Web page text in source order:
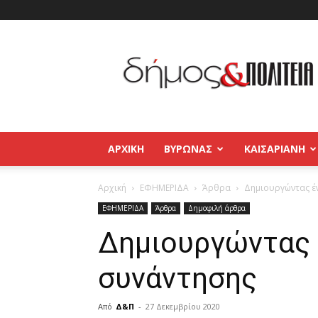
και
Πολιτεία
Βύρωνας
–
Παγκράτι
ΑΡΧΙΚΉ ΒΥΡΩΝΑΣ ΚΑΙΣΑΡΙΑΝΗ
Αρχική ΕΦΗΜΕΡΙΔΑ Άρθρα Δημιουργώντας
ΕΦΗΜΕΡΙΔΑ Άρθρα Δημοφιλή άρθρα
Δημιουργώντας
συνάντησης
Από Δ&Π - 27 Δεκεμβρίου 2020